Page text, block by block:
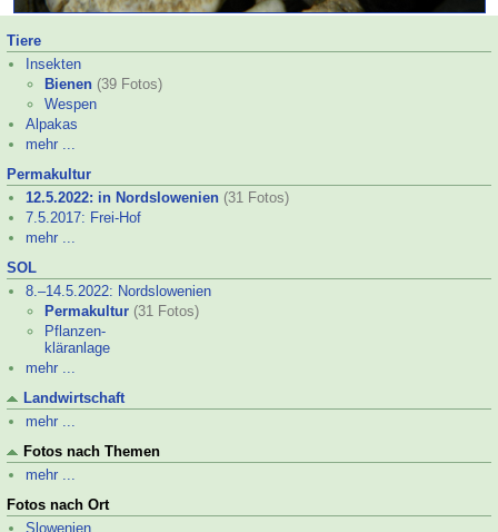
Tiere
Insekten
Bienen (39 Fotos)
Wespen
Alpakas
mehr ...
Permakultur
12.5.2022: in Nordslowenien (31 Fotos)
7.5.2017: Frei-Hof
mehr ...
SOL
8.–14.5.2022: Nordslowenien
Permakultur (31 Fotos)
Pflanzen-
kläranlage
mehr ...
Landwirtschaft
mehr ...
Fotos nach Themen
mehr ...
Fotos nach Ort
Slowenien